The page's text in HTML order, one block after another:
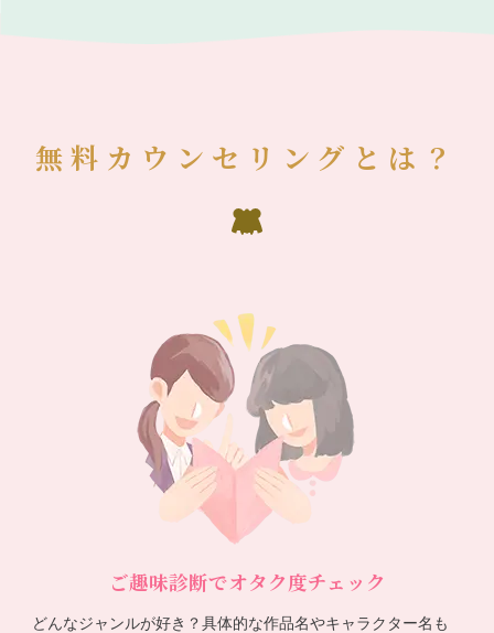
無料カウンセリングとは？
ご趣味診断でオタク度チェック
どんなジャンルが好き？具体的な作品名やキャラクター名も